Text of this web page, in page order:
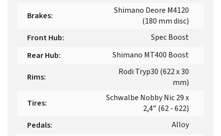
Brakes:
Shimano Deore M4120
(180 mm disc)
Front Hub:
Spec Boost
Rear Hub: Shimano MT400 Boost
Rims:
Rodi Tryp30 (622 x 30
mm)
Tires:
Schwalbe Nobby Nic 29 x
2,4” (62 - 622)
Pedals:
Alloy